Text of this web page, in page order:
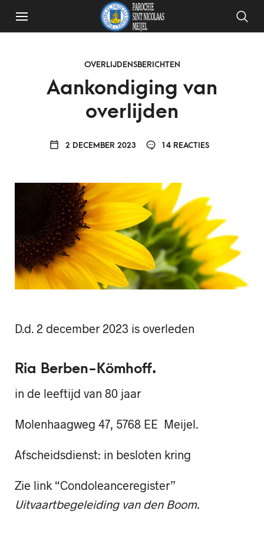
OVERLIJDENSBERICHTEN
Aankondiging van
overlijden
2 DECEMBER 2023 14 REACTIES
D.d. 2 december 2023 is overleden
Ria Berben-Kömhoff.
in de leeftijd van 80 jaar
Molenhaagweg 47, 5768 EE Meijel.
Afscheidsdienst: in besloten kring
Zie link “Condoleanceregister”
Uitvaartbegeleiding van den Boom.